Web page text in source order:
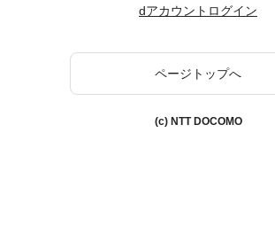
dアカウントログイン
ページトップへ
(c) NTT DOCOMO